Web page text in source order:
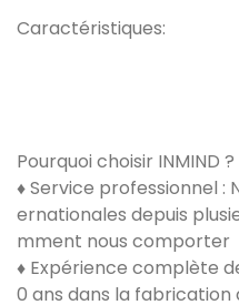
Caractéristiques:
Pourquoi choisir INMIND ?
♦ Service professionnel :
ernationales depuis
mment nous comporter
♦ Expérience complète
0 ans dans la fabrication